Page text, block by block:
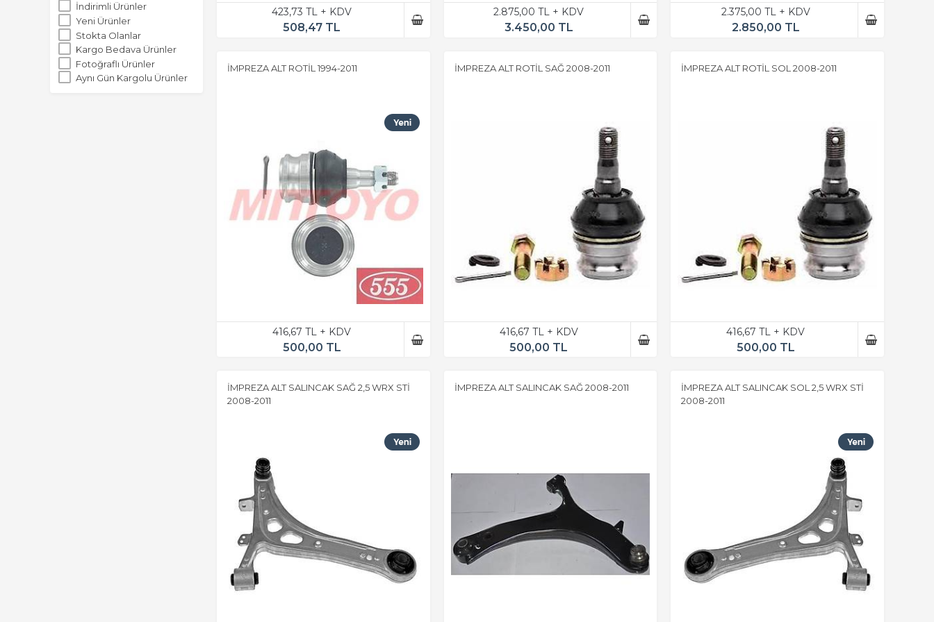
İndirimli Ürünler
Yeni Ürünler
Stokta Olanlar
Kargo Bedava Ürünler
Fotoğraflı Ürünler
Aynı Gün Kargolu Ürünler
423,73 TL + KDV
508,47 TL
2.875,00 TL + KDV
3.450,00 TL
2.375,00 TL + KDV
2.850,00 TL
İMPREZA ALT ROTİL 1994-2011
416,67 TL + KDV
500,00 TL
İMPREZA ALT ROTİL SAĞ 2008-2011
416,67 TL + KDV
500,00 TL
İMPREZA ALT ROTİL SOL 2008-2011
416,67 TL + KDV
500,00 TL
İMPREZA ALT SALINCAK SAĞ 2,5 WRX STİ
2008-2011
İMPREZA ALT SALINCAK SAĞ 2008-2011
İMPREZA ALT SALINCAK SOL 2,5 WRX STİ
2008-2011